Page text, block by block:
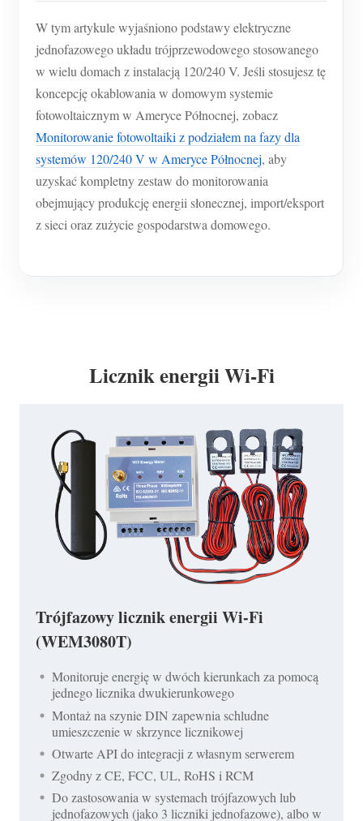
W tym artykule wyjaśniono podstawy elektryczne
jednofazowego układu trójprzewodowego stosowanego
w wielu domach z instalacją 120/240 V. Jeśli stosujesz tę
koncepcję okablowania w domowym systemie
fotowoltaicznym w Ameryce Północnej, zobacz
Monitorowanie fotowoltaiki z podziałem na fazy dla
systemów 120/240 V w Ameryce Północnej, aby
uzyskać kompletny zestaw do monitorowania
obejmujący produkcję energii słonecznej, import/eksport
z sieci oraz zużycie gospodarstwa domowego.
Licznik energii Wi-Fi
Trójfazowy licznik energii Wi-Fi
(WEM3080T)
Monitoruje energię w dwóch kierunkach za pomocą
jednego licznika dwukierunkowego
Montaż na szynie DIN zapewnia schludne
umieszczenie w skrzynce licznikowej
Otwarte API do integracji z własnym serwerem
Zgodny z CE, FCC, UL, RoHS i RCM
Do zastosowania w systemach trójfazowych lub
jednofazowych (jako 3 liczniki jednofazowe), albo w